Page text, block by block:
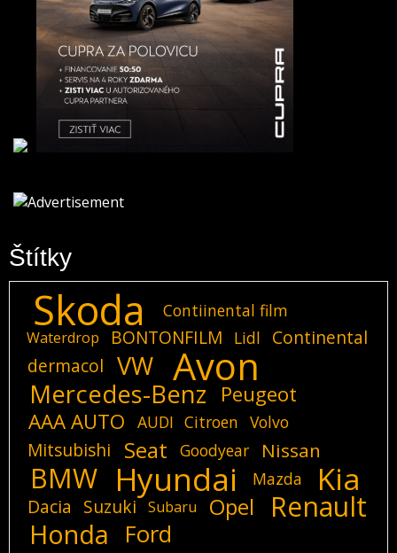
Štítky
Skoda Contiinental film
Waterdrop BONTONFILM Lidl
Continental
dermacol
VW Avon
Mercedes-Benz
Peugeot
AAA AUTO
AUDI Citroen Volvo
Mitsubishi Seat Goodyear Nissan
BMW Hyundai Mazda Kia
Dacia Suzuki Subaru Opel Renault
Honda Ford